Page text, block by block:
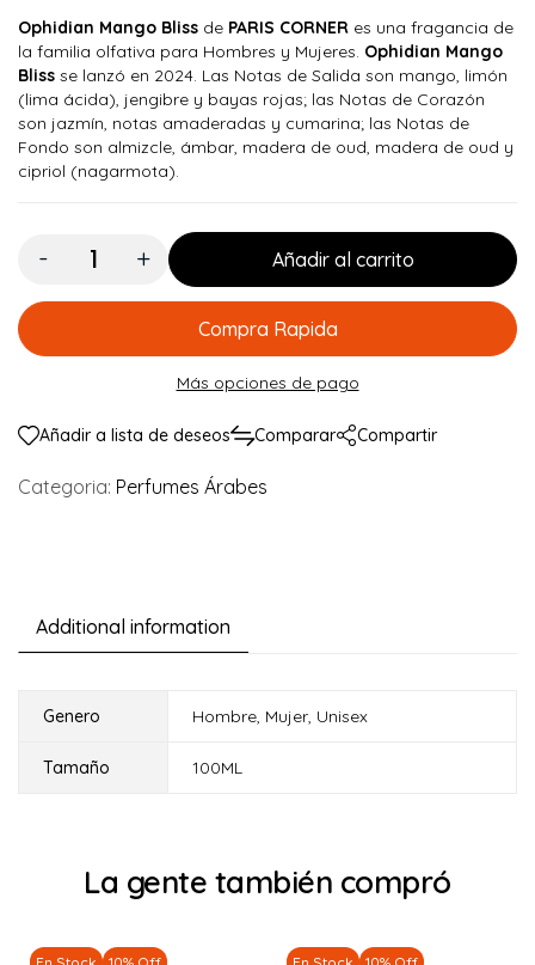
Ophidian Mango Bliss de PARIS CORNER es una fragancia de
la familia olfativa para Hombres y Mujeres. Ophidian Mango
Bliss se lanzó en 2024. Las Notas de Salida son mango, limón
(lima ácida), jengibre y bayas rojas; las Notas de Corazón
son jazmín, notas amaderadas y cumarina; las Notas de
Fondo son almizcle, ámbar, madera de oud, madera de oud y
cipriol (nagarmota).
Cantidad:
Añadir al carrito
Compra Rapida
Más opciones de pago
Añadir a lista de deseos Comparar Compartir
Categoria: Perfumes Árabes
Additional information
Genero Hombre Mujer Unisex
Tamaño 100ML
La gente también compró
En Stock 10% Off En Stock 10% Off